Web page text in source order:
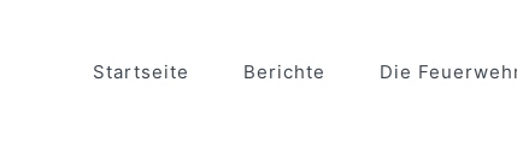
Startseite Berichte Die